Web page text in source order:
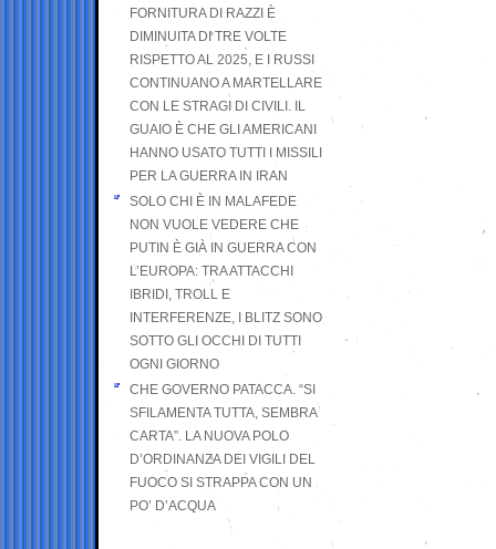
FORNITURA DI RAZZI È
DIMINUITA DI TRE VOLTE
RISPETTO AL 2025, E I RUSSI
CONTINUANO A MARTELLARE
CON LE STRAGI DI CIVILI. IL
GUAIO È CHE GLI AMERICANI
HANNO USATO TUTTI I MISSILI
PER LA GUERRA IN IRAN
SOLO CHI È IN MALAFEDE
NON VUOLE VEDERE CHE
PUTIN È GIÀ IN GUERRA CON
L’EUROPA: TRA ATTACCHI
IBRIDI, TROLL E
INTERFERENZE, I BLITZ SONO
SOTTO GLI OCCHI DI TUTTI
OGNI GIORNO
CHE GOVERNO PATACCA. “SI
SFILAMENTA TUTTA, SEMBRA
CARTA”. LA NUOVA POLO
D’ORDINANZA DEI VIGILI DEL
FUOCO SI STRAPPA CON UN
PO’ D’ACQUA